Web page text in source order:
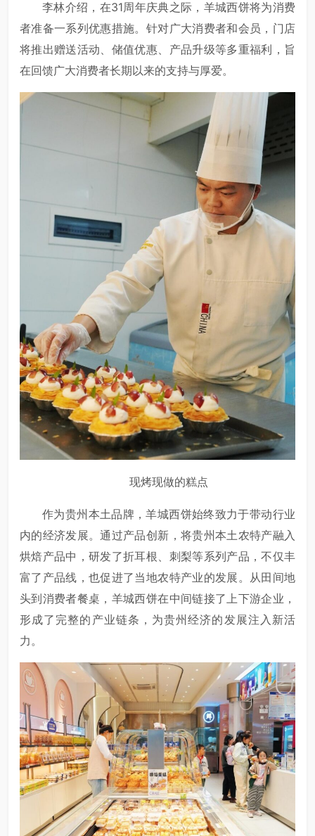
李林介绍，在31周年庆典之际，羊城西饼将为消费
者准备一系列优惠措施。针对广大消费者和会员，门店
将推出赠送活动、储值优惠、产品升级等多重福利，旨
在回馈广大消费者长期以来的支持与厚爱。
现烤现做的糕点
作为贵州本土品牌，羊城西饼始终致力于带动行业
内的经济发展。通过产品创新，将贵州本土农特产融入
烘焙产品中，研发了折耳根、刺梨等系列产品，不仅丰
富了产品线，也促进了当地农特产业的发展。从田间地
头到消费者餐桌，羊城西饼在中间链接了上下游企业，
形成了完整的产业链条，为贵州经济的发展注入新活
力。